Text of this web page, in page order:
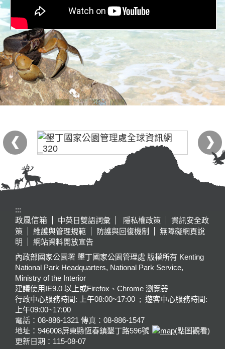
:::
政風信箱
中英日雙語詞彙 隱私權政策
資訊安全政
策
維護與管理規範 防護與回復機制
無障礙網頁說
明
網站資料開放宣告
內政部國家公園署 墾丁國家公園管理處 版權所有 Kenting
National Park Headquarters, National Park Service,
Ministry of the Interior
建議使用IE9.0 以上或Firefox、Chrome 瀏覽器
行政中心服務時間: 上午08:00~17:00 ; 遊客中心服務時間:
上午09:00~17:00
電話：08-886-1321 傳真：08-886-1547
地址：946008屏東縣恆春鎮墾丁路596號
(點圖觀看)
更新日期： 115-08-07